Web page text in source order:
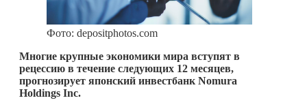
Фото: depositphotos.com
Многие крупные экономики мира вступят в
рецессию в течение следующих 12 месяцев,
прогнозирует японский инвестбанк Nomura
Holdings Inc.